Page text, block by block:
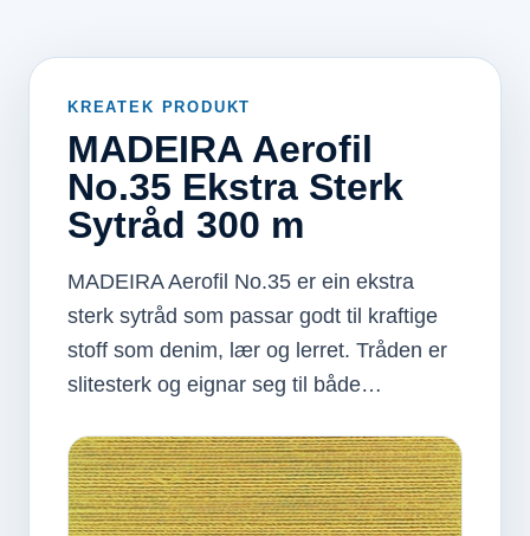
KREATEK PRODUKT
MADEIRA Aerofil
No.35 Ekstra Sterk
Sytråd 300 m
MADEIRA Aerofil No.35 er ein ekstra
sterk sytråd som passar godt til kraftige
stoff som denim, lær og lerret. Tråden er
slitesterk og eignar seg til både…